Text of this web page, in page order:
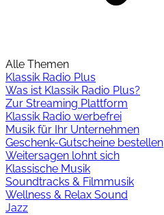
Alle Themen
Klassik Radio Plus
Was ist Klassik Radio Plus?
Zur Streaming Plattform
Klassik Radio werbefrei
Musik für Ihr Unternehmen
Geschenk-Gutscheine bestellen
Weitersagen lohnt sich
Klassische Musik
Soundtracks & Filmmusik
Wellness & Relax Sound
Jazz